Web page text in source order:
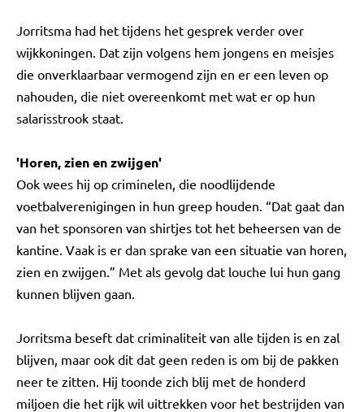
Jorritsma had het tijdens het gesprek verder over
wijkkoningen. Dat zijn volgens hem jongens en meisjes
die onverklaarbaar vermogend zijn en er een leven op
nahouden, die niet overeenkomt met wat er op hun
salarisstrook staat.
'Horen, zien en zwijgen'
Ook wees hij op criminelen, die noodlijdende
voetbalverenigingen in hun greep houden. “Dat gaat dan
van het sponsoren van shirtjes tot het beheersen van de
kantine. Vaak is er dan sprake van een situatie van horen,
zien en zwijgen.” Met als gevolg dat louche lui hun gang
kunnen blijven gaan.
Jorritsma beseft dat criminaliteit van alle tijden is en zal
blijven, maar ook dit dat geen reden is om bij de pakken
neer te zitten. Hij toonde zich blij met de honderd
miljoen die het rijk wil uittrekken voor het bestrijden van